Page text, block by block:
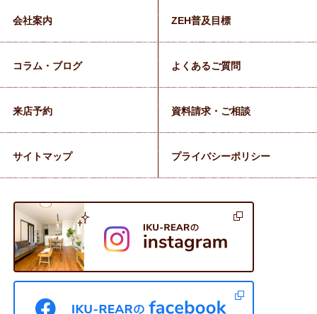
会社案内 ZEH普及目標
コラム・ブログ よくあるご質問
来店予約 資料請求・ご相談
サイトマップ プライバシーポリシー